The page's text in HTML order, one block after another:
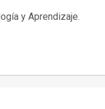
y Aprendizaje.